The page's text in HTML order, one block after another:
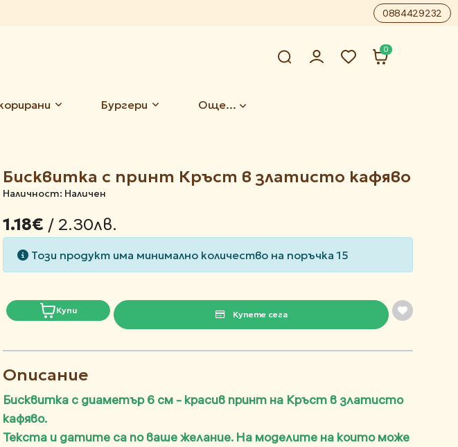
0884429232
0
Бургери Още...
Бисквитка с принт Кръст в златисто кафяво
Наличност: Наличен
1.18€ / 2.30лв.
Този продукт има минимално количество на поръчка 15
Купи Купете сега
Описание
Бисквитка с диаметър 6 см - красив принт на Кръст в златисто
кафяво.
Текста и датите са по ваше желание. На моделите на които може